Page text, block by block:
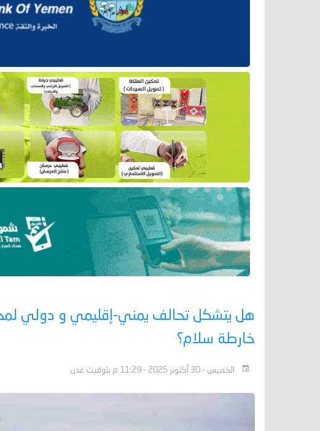
هل يتشكل تحالف يمني-إقليمي و دولي
خارطة سلام؟
الخميس - 30 أكتوبر 2025 - 11:29 م بتوقيت عدن